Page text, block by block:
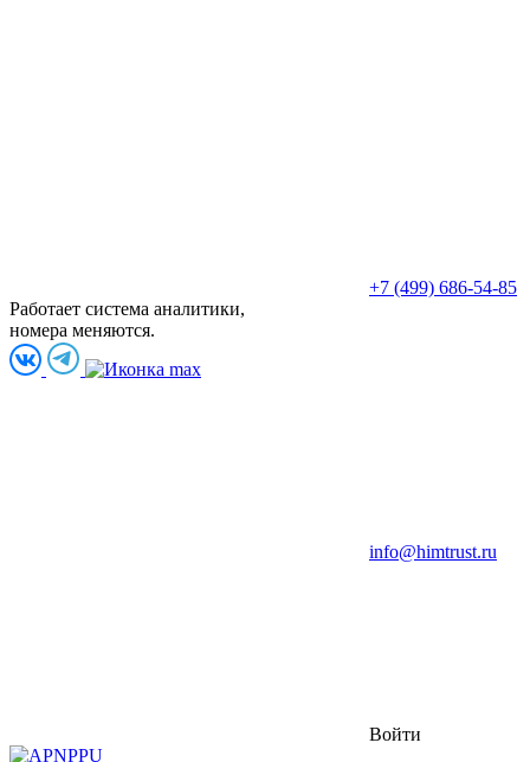
+7 (499) 686-54-85
Работает система аналитики,
номера меняются.
info@himtrust.ru
Войти